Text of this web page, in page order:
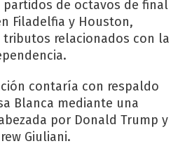
de octavos de final
Filadelfia y Houston,
tributos relacionados con la
contaría con respaldo
Blanca mediante una
por Donald Trump y
Giuliani.